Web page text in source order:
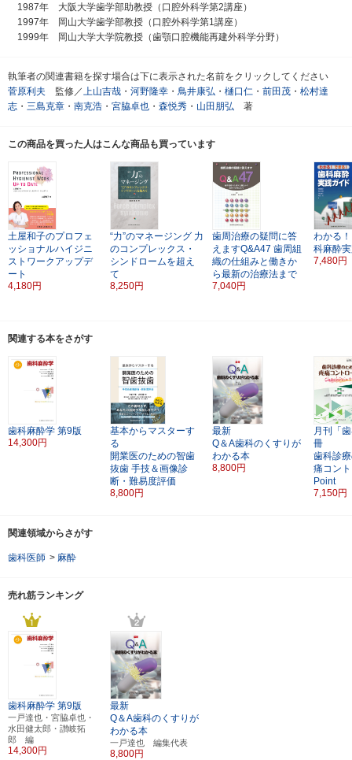
1987年 大阪大学歯学部助教授（口腔外科学第2講座）
1997年 岡山大学歯学部教授（口腔外科学第1講座）
1999年 岡山大学大学院教授（歯顎口腔機能再建外科学分野）
執筆者の関連書籍を探す場合は下に表示された名前をクリックしてください
菅原利夫 監修／上山吉哉 ・ 河野隆幸 ・ 鳥井康弘 ・ 樋口仁 ・ 前田茂 ・ 松村達
志 ・ 三島克章 ・ 南克浩 ・ 宮脇卓也 ・ 森悦秀 ・ 山田朋弘 著
この商品を買った人はこんな商品も買っています
土屋和子のプロフェ
ッショナルハイジニ
ストワークアップデ
ート
4,180円
“力”のマネージング 力
のコンプレックス・
シンドロームを超え
て
8,250円
歯周治療の疑問に答
えますQ&A47 歯周組
織の仕組みと働きか
ら最新の治療法まで
7,040円
わかる
科麻酔
7,480円
関連する本をさがす
歯科麻酔学 第9版
14,300円
基本からマスターす
る
開業医のための智歯
抜歯 手技＆画像診
断・難易度評価
8,800円
最新
Q＆A歯科のくすりが
わかる本
8,800円
月刊「
冊
歯科診
痛コン
Point
7,150円
関連領域からさがす
歯科医師 > 麻酔
売れ筋ランキング
歯科麻酔学 第9版
一戸達也・宮脇卓也・
水田健太郎・讃岐拓
郎 編
14,300円
最新
Q＆A歯科のくすりが
わかる本
一戸達也 編集代表
8,800円